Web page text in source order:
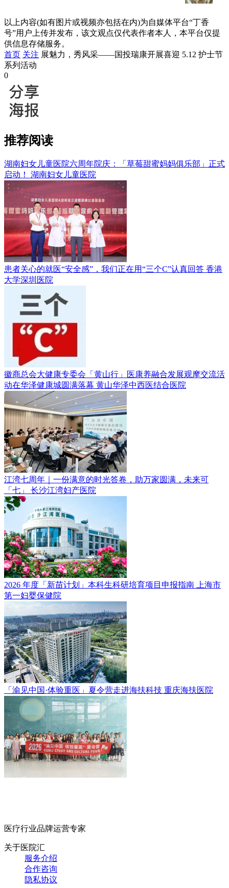
以上内容(如有图片或视频亦包括在内)为自媒体平台“丁香
号”用户上传并发布，该文观点仅代表作者本人，本平台仅提
供信息存储服务。
首页 关注 展魅力，秀风采——国投瑞康开展喜迎 5.12 护士节
系列活动
0
推荐阅读
湖南妇女儿童医院六周年院庆：「草莓甜蜜妈妈俱乐部」正式
启动！ 湖南妇女儿童医院
患者关心的就医“安全感”，我们正在用“三个C”认真回答 香港
大学深圳医院
徽商总会大健康专委会「黄山行」医康养融合发展观摩交流活
动在华泽健康城圆满落幕 黄山华泽中西医结合医院
江湾七周年｜一份满意的时光答卷，助万家圆满，未来可
「七」 长沙江湾妇产医院
2026 年度「新苗计划」本科生科研培育项目申报指南
上海市
第一妇婴保健院
「渝见中国·体验重医」夏令营走进海扶科技 重庆海扶医院
医疗行业品牌运营专家
关于医院汇
服务介绍
合作咨询
隐私协议